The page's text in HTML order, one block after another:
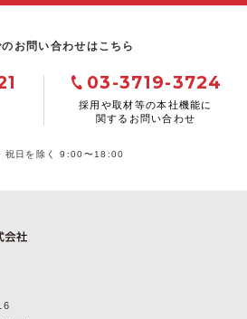
お問い合わせはこちら
03-3719-3724
採用や取材等の本社機能に
関するお問い合わせ
祝日を除く 9:00〜18:00